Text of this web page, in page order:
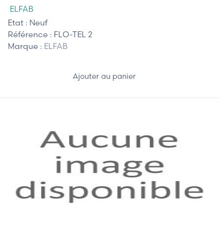
ELFAB
Etat : Neuf
Référence : FLO-TEL 2
Marque : ELFAB
Ajouter au panier